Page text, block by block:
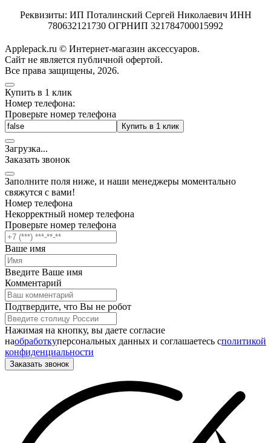
Реквизиты: ИП Поталинский Сергей Николаевич ИНН
780632121730 ОГРНИП 321784700015992
Applepack.ru © Интернет-магазин аксессуаров.
Cайт не является публичной офертой.
Все права защищены, 2026.
Купить в 1 клик
Номер телефона:
Проверьте номер телефона
Купить в 1 клик
Загрузка...
Заказать звонок
Заполните поля ниже, и наши менеджеры моментально
свяжутся с вами!
Номер телефона
Некорректный номер телефона
Проверьте номер телефона
Ваше имя
Введите Ваше имя
Комментарий
Подтвердите, что Вы не робот
Нажимая на кнопку, вы даете согласие
наобработкуперсональных данных и соглашаетесь cполитикой
конфиденциальности
Заказать звонок